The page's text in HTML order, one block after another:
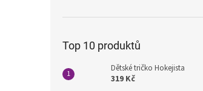
Top 10 produktů
Dětské tričko Hokejista
319 Kč